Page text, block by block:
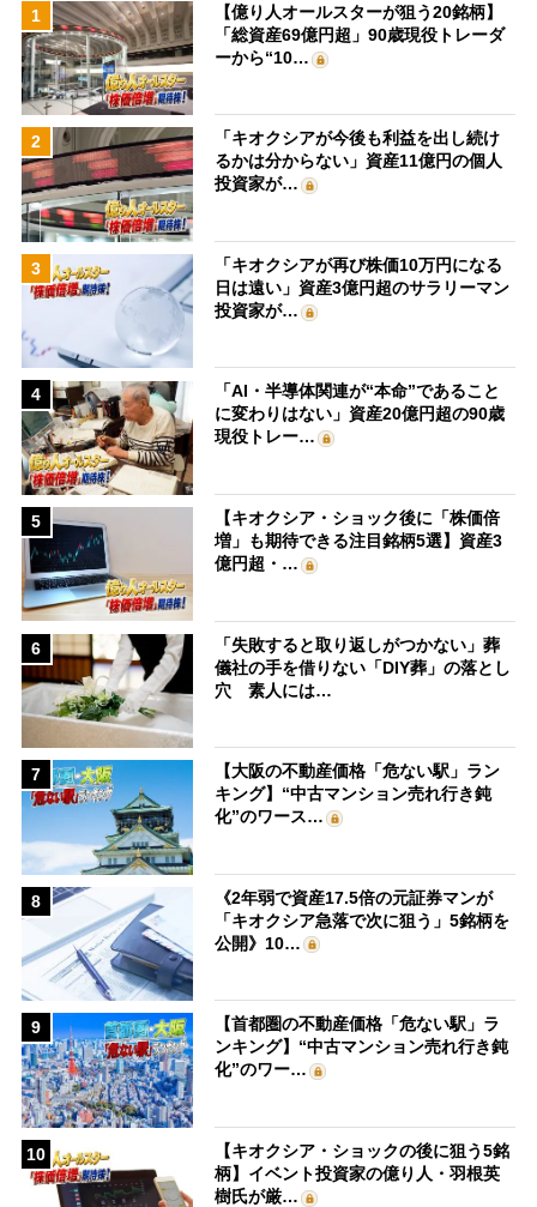
1
【億り人オールスターが狙う20銘柄】
「総資産69億円超」90歳現役トレーダ
ーから“10…
2
「キオクシアが今後も利益を出し続け
るかは分からない」資産11億円の個人
投資家が…
3
「キオクシアが再び株価10万円になる
日は遠い」資産3億円超のサラリーマン
投資家が…
4
「AI・半導体関連が“本命”であること
に変わりはない」資産20億円超の90歳
現役トレー…
5
【キオクシア・ショック後に「株価倍
増」も期待できる注目銘柄5選】資産3
億円超・…
6
「失敗すると取り返しがつかない」葬
儀社の手を借りない「DIY葬」の落とし
穴 素人には…
7
【大阪の不動産価格「危ない駅」ラン
キング】“中古マンション売れ行き鈍
化”のワース…
8
《2年弱で資産17.5倍の元証券マンが
「キオクシア急落で次に狙う」5銘柄を
公開》10…
9
【首都圏の不動産価格「危ない駅」ラ
ンキング】“中古マンション売れ行き鈍
化”のワー…
10
【キオクシア・ショックの後に狙う5銘
柄】イベント投資家の億り人・羽根英
樹氏が厳…